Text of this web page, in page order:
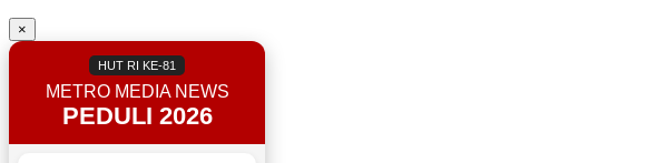
×
HUT RI KE-81
METRO MEDIA NEWS
PEDULI 2026